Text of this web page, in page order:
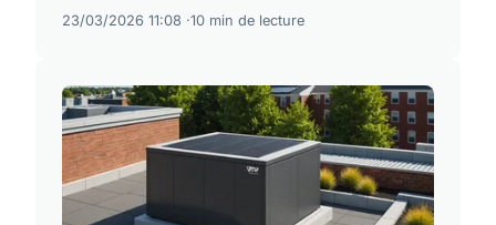
23/03/2026 11:08 10 min de lecture